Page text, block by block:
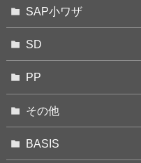
SAP小ワザ
SD
PP
その他
BASIS